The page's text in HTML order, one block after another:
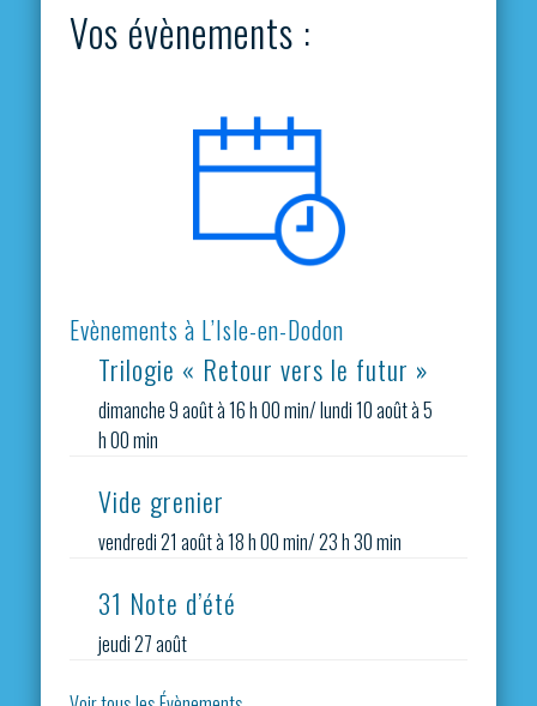
Vos évènements :
Evènements à L’Isle-en-Dodon
Trilogie « Retour vers le futur »
dimanche 9 août à 16 h 00 min/lundi 10 août à 5
h 00 min
Vide grenier
vendredi 21 août à 18 h 00 min/23 h 30 min
31 Note d’été
jeudi 27 août